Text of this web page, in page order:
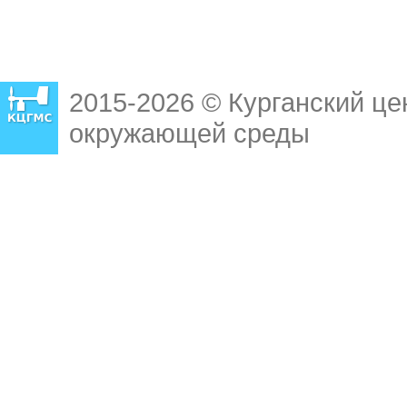
2015-2026 © Курганский
окружающей среды